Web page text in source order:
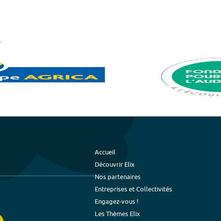
Accueil
Découvrir Elix
Nos partenaires
Entreprises et Collectivités
Engagez-vous !
Les Thèmes Elix